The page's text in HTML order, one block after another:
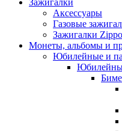
Аксессуары
Газовые
Зажигалки Zippo
Монеты, альбомы и
Юбилейные и